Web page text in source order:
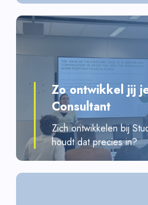
Zo ontwikkel jij
Consultant
Zich ontwikkelen bij
houdt dat precies in?